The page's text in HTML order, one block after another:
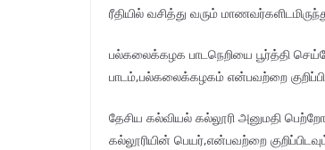
ரீதியில் வசித்து வரும்
பல்கலைக்கழக பாடநெறியை பூர்த்தி
பாடம்,பல்கலைக்கழகம் என்பவற்றை
தேசிய கல்வியல் கல்லூரி அனுமதி
கல்லூரியின் பெயர்,என்பவற்றை